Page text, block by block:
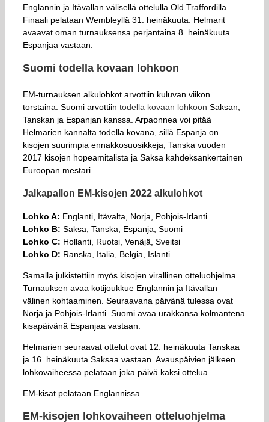
Englannin ja Itävallan välisellä ottelulla Old Traffordilla.
Finaali pelataan Wembleyllä 31. heinäkuuta. Helmarit
avaavat oman turnauksensa perjantaina 8. heinäkuuta
Espanjaa vastaan.
Suomi todella kovaan lohkoon
EM-turnauksen alkulohkot arvottiin kuluvan viikon
torstaina. Suomi arvottiin todella kovaan lohkoon Saksan,
Tanskan ja Espanjan kanssa. Arpaonnea voi pitää
Helmarien kannalta todella kovana, sillä Espanja on
kisojen suurimpia ennakkosuosikkeja, Tanska vuoden
2017 kisojen hopeamitalista ja Saksa kahdeksankertainen
Euroopan mestari.
Jalkapallon EM-kisojen 2022 alkulohkot
Lohko A: Englanti, Itävalta, Norja, Pohjois-Irlanti
Lohko B: Saksa, Tanska, Espanja, Suomi
Lohko C: Hollanti, Ruotsi, Venäjä, Sveitsi
Lohko D: Ranska, Italia, Belgia, Islanti
Samalla julkistettiin myös kisojen virallinen otteluohjelma.
Turnauksen avaa kotijoukkue Englannin ja Itävallan
välinen kohtaaminen. Seuraavana päivänä tulessa ovat
Norja ja Pohjois-Irlanti. Suomi avaa urakkansa kolmantena
kisapäivänä Espanjaa vastaan.
Helmarien seuraavat ottelut ovat 12. heinäkuuta Tanskaa
ja 16. heinäkuuta Saksaa vastaan. Avauspäivien jälkeen
lohkovaiheessa pelataan joka päivä kaksi ottelua.
EM-kisat pelataan Englannissa.
EM-kisojen lohkovaiheen otteluohjelma